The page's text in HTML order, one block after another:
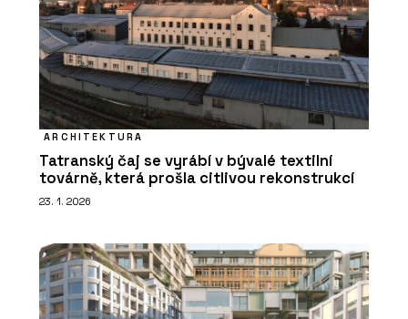
ARCHITEKTURA
Tatranský čaj se vyrábí v bývalé textilní
továrně, která prošla citlivou rekonstrukcí
23. 1. 2026